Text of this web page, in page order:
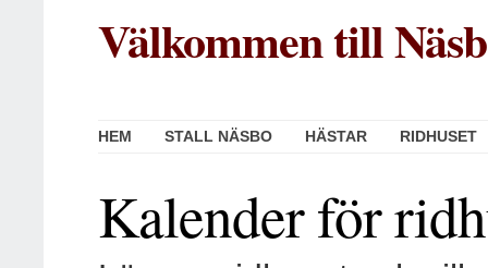
Välkommen till
HEM STALL NÄSBO HÄSTAR RIDHUSET
Kalender för